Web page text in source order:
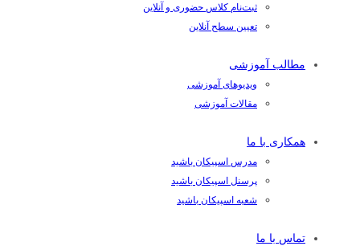
ثبت‌نام کلاس حضوری و آنلاین
تعیین سطح آنلاین
مطالب آموزشی
ویدیوهای آموزشی
مقالات آموزشی
همکاری با ما
مدرس اسپیکان باشید
پرسنل اسپیکان باشید
شعبه اسپیکان باشید
تماس با ما